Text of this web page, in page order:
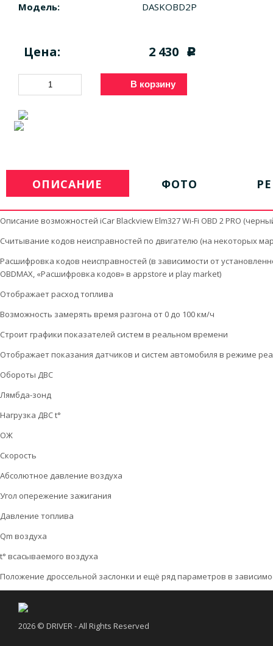
Модель:
DASKOBD2P
Цена: 2 430 c
В корзину
ОПИСАНИЕ ФОТО
Описание возможностей iCar Blackview Elm327 Wi-Fi OBD 2 PRO
Считывание кодов неисправностей по двигателю (на некоторых
Расшифровка кодов неисправностей (в зависимости от
OBDMAX, «Расшифровка кодов» в appstore и play market)
Отображает расход топлива
Возможность замерять время разгона от 0 до 100 км/ч
Строит графики показателей систем в реальном времени
Отображает показания датчиков и систем автомобиля в режиме
Обороты ДВС
Лямбда-зонд
Нагрузка ДВС t°
ОЖ
Скорость
Абсолютное давление воздуха
Угол опережение зажигания
Давление топлива
Qm воздуха
t° всасываемого воздуха
Положение дроссельной заслонки и ещё ряд параметров в
2026 © DRIVER - All Rights Reserved